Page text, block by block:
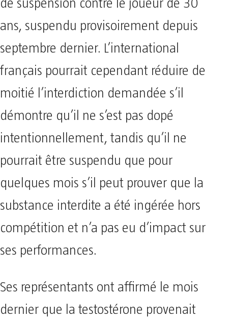
de suspension contre le joueur de 30
ans, suspendu provisoirement depuis
septembre dernier. L’international
français pourrait cependant réduire de
moitié l’interdiction demandée s’il
démontre qu’il ne s’est pas dopé
intentionnellement, tandis qu’il ne
pourrait être suspendu que pour
quelques mois s’il peut prouver que la
substance interdite a été ingérée hors
compétition et n’a pas eu d’impact sur
ses performances.
Ses représentants ont affirmé le mois
dernier que la testostérone provenait